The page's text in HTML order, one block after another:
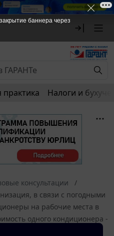
практика Налоги и
консультации
в связи с погодными
на рабочие места в
одного кондиционера -
учесть данные расходы в
баннера через